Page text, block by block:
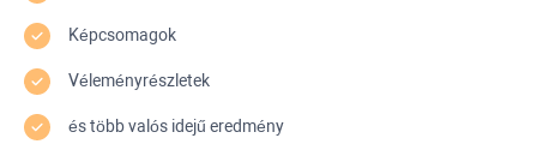
Képcsomagok
Véleményrészletek
és több valós idejű eredmény